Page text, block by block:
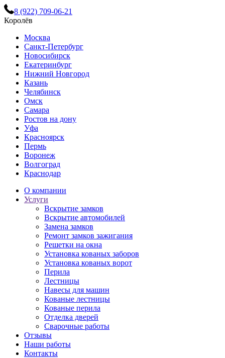
8 (922) 709-06-21
Королёв
Москва
Санкт-Петербург
Новосибирск
Екатеринбург
Нижний Новгород
Казань
Челябинск
Омск
Самара
Ростов на дону
Уфа
Красноярск
Пермь
Воронеж
Волгоград
Краснодар
О компании
Услуги
Вскрытие замков
Вскрытие автомобилей
Замена замков
Ремонт замков зажигания
Решетки на окна
Установка кованых заборов
Установка кованых ворот
Перила
Лестницы
Навесы для машин
Кованые лестницы
Кованые перила
Отделка дверей
Сварочные работы
Отзывы
Наши работы
Контакты